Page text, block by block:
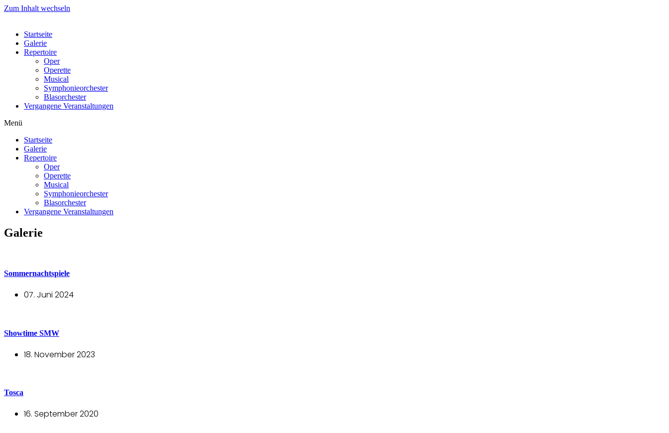
Zum Inhalt wechseln
Startseite
Galerie
Repertoire
Oper
Operette
Musical
Symphonieorchester
Blasorchester
Vergangene Veranstaltungen
Menü
Startseite
Galerie
Repertoire
Oper
Operette
Musical
Symphonieorchester
Blasorchester
Vergangene Veranstaltungen
Galerie
Sommernachtspiele
07. Juni 2024
Showtime SMW
18. November 2023
Tosca
16. September 2020